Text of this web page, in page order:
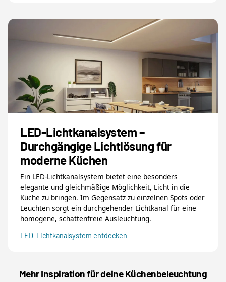
LED-Lichtkanalsystem –
Durchgängige Lichtlösung für
moderne Küchen
Ein LED-Lichtkanalsystem bietet eine besonders
elegante und gleichmäßige Möglichkeit, Licht in die
Küche zu bringen. Im Gegensatz zu einzelnen Spots oder
Leuchten sorgt ein durchgehender Lichtkanal für eine
homogene, schattenfreie Ausleuchtung.
LED-Lichtkanalsystem entdecken
Mehr Inspiration für deine Küchenbeleuchtung